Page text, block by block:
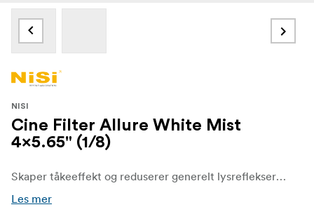
NISI
Cine Filter Allure White Mist
4x5.65" (1/8)
Skaper tåkeeffekt og reduserer generelt lysreflekser og kontrast.
Les mer